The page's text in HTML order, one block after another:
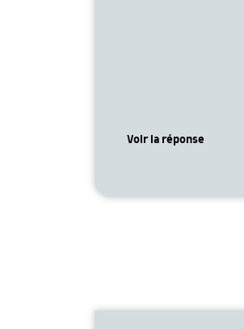
Voir la réponse